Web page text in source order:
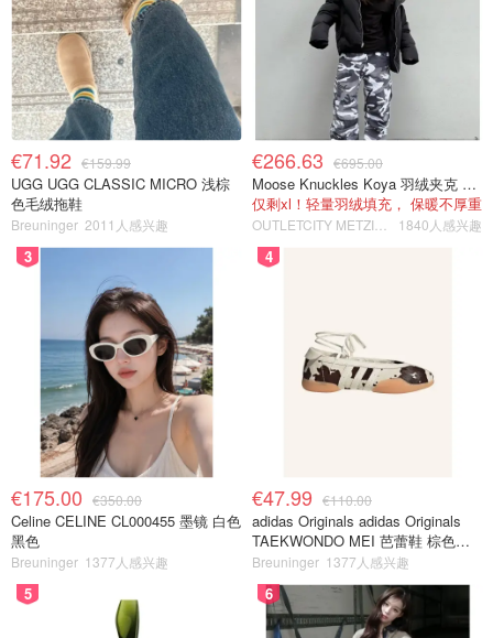
€71.92 €159.99
UGG UGG CLASSIC MICRO 浅棕
色毛绒拖鞋
Breuninger 2011人感兴趣
€266.63 €695.00
Moose Knuckles Koya 羽绒夹克 黑色
仅剩xl！轻量羽绒填充， 保暖不厚重
1840人感兴趣
3
€175.00 €350.00
Celine CELINE CL000455 墨镜 白色
黑色
Breuninger 1377人感兴趣
4
€47.99 €110.00
adidas Originals adidas Originals
TAEKWONDO MEI 芭蕾鞋 棕色米
色
Breuninger 1377人感兴趣
5 6